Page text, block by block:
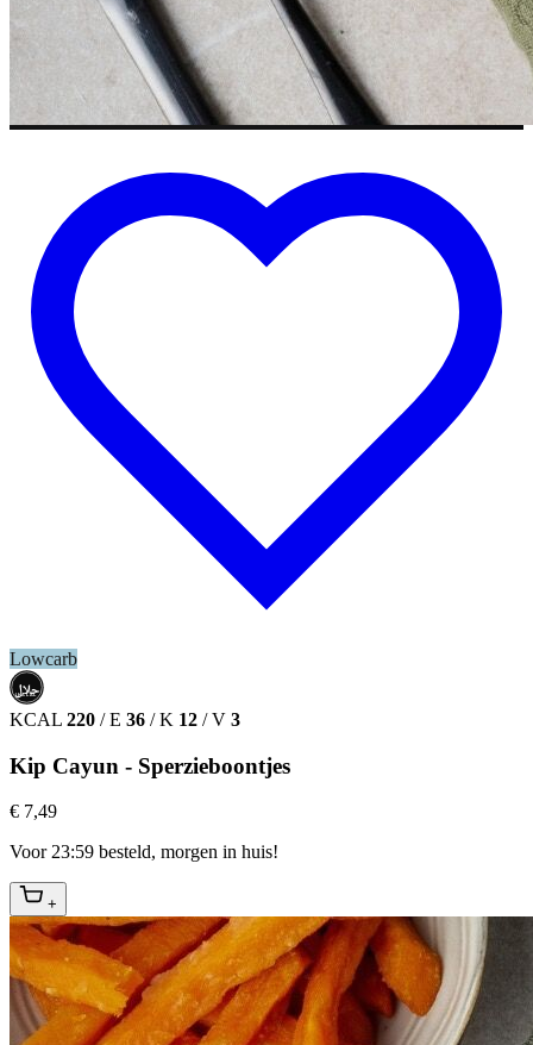
Lowcarb
حلال
HALAL
KCAL 220 / E 36 / K 12 / V 3
Kip Cayun - Sperzieboontjes
€ 7,49
Voor 23:59 besteld, morgen in huis!
+